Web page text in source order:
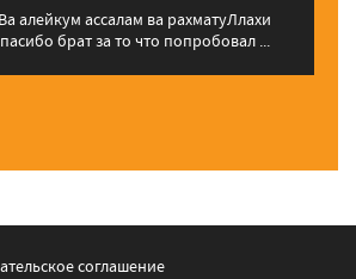
брат за то что попробовал ...
соглашение